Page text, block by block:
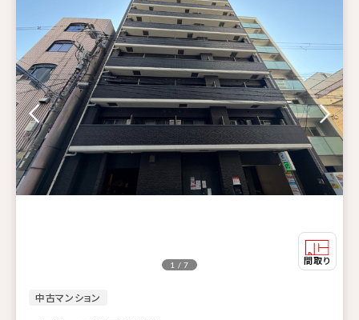
中古マンション
1 / 7